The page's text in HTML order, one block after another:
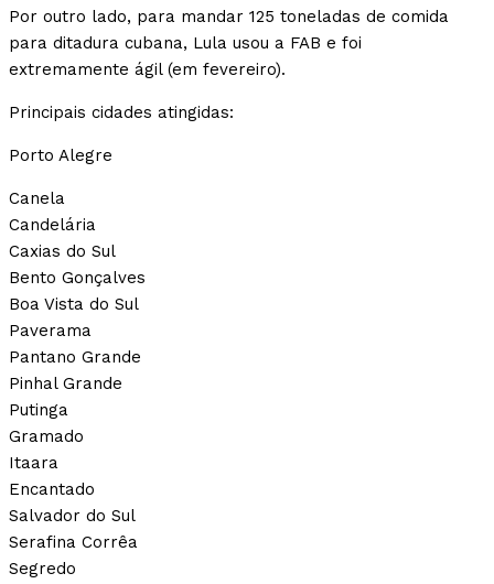
Por outro lado, para mandar 125 toneladas de comida
para ditadura cubana, Lula usou a FAB e foi
extremamente ágil (em fevereiro).
Principais cidades atingidas:
Porto Alegre
Canela
Candelária
Caxias do Sul
Bento Gonçalves
Boa Vista do Sul
Paverama
Pantano Grande
Pinhal Grande
Putinga
Gramado
Itaara
Encantado
Salvador do Sul
Serafina Corrêa
Segredo